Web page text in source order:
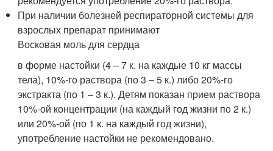
При наличии болезней респираторной системы для
взрослых препарат принимают
Восковая моль для сердца
в форме настойки (4 – 7 к. на каждые 10 кг массы
тела), 10%-го раствора (по 3 – 5 к.) либо 20%-го
экстракта (по 1 – 3 к.). Детям показан прием раствора
10%-ой концентрации (на каждый год жизни по 2 к.)
или 20%-ой (по 1 к. на каждый год жизни),
употребление настойки не рекомендовано.